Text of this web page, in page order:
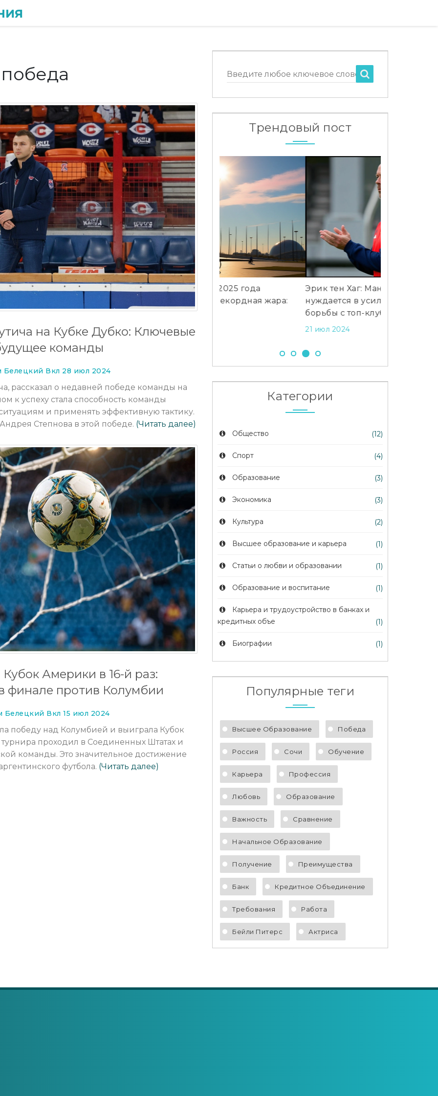
на Кубке Дубко: Ключевые
команды
Белецкий Вкл 28 июл 2024
рассказал о недавней победе команды на
к успеху стала способность команды
и применять эффективную тактику.
Степнова в этой победе. (Читать далее)
Америки в 16-й раз:
финале против Колумбии
Белецкий Вкл 15 июл 2024
победу над Колумбией и выиграла Кубок
проходил в Соединенных Штатах и
команды. Это значительное достижение
футбола. (Читать далее)
Введите любое ключевое слово
Трендовый пост
вылет из
на фоне
В Сочи в ноябре 2025 года
зафиксирована рекордная жара:
+31°C
21 ноя 2025
Эрик тен Хаг: Манчестер Юнайтед
нуждается в усилении состава для
борьбы с топ-клубами
Категории
Общество (12)
Спорт (4)
Образование (3)
Экономика (3)
Культура (2)
Высшее образование и карьера (1)
Статьи о любви и образовании (1)
Образование и воспитание (1)
Карьера и трудоустройство в банках и
кредитных объе
(1)
Биографии (1)
Популярные теги
Высшее Образование Победа
Россия Сочи Обучение
Карьера Профессия
Любовь Образование
Важность Сравнение
Начальное Образование
Получение Преимущества
Банк Кредитное Объединение
Требования Работа
Бейли Питерс Актриса